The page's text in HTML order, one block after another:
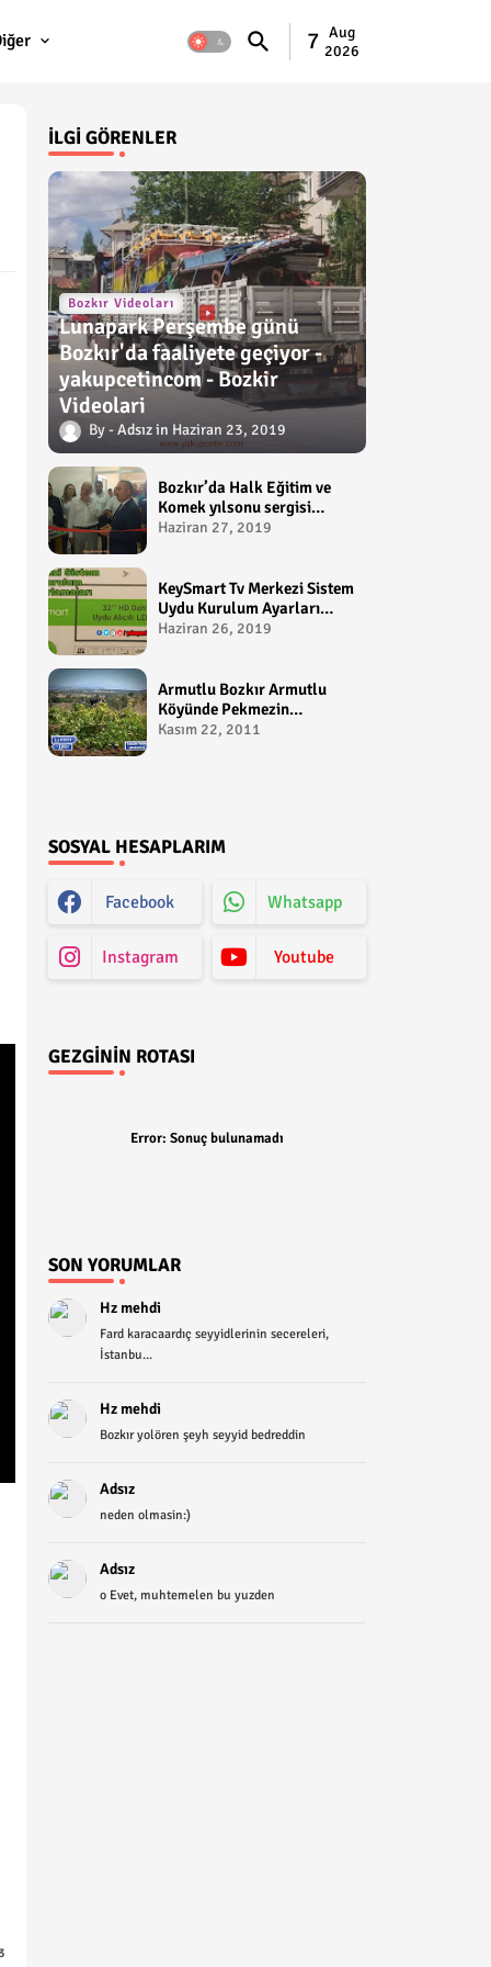
7 Aug
2026
İLGI GÖRENLER
Bozkır Videoları
Lunapark Perşembe günü
Bozkır'da faaliyete geçiyor -
yakupcetincom - Bozkir
Videolari
Adsız Haziran 23, 2019
Bozkır’da Halk Eğitim ve
Komek yılsonu sergisi
gerçekleştirildi-
Haziran 27, 2019
KeySmart Tv Merkezi Sistem
Uydu Kurulum Ayarları
Video anlatım -
Haziran 26, 2019
Armutlu Bozkır Armutlu
Köyünde Pekmezin
Hikayesi:Gezen Bilir Kontv
Kasım 22, 2011
SOSYAL HESAPLARIM
Facebook Whatsapp
Instagram Youtube
GEZGININ ROTASI
Error: Sonuç bulunamadı
SON YORUMLAR
Hz mehdi
Fard karacaardıç seyyidlerinin secereleri,
İstanbu...
Hz mehdi
Bozkır yolören şeyh seyyid bedreddin
Adsız
neden olmasin:)
Adsız
o Evet, muhtemelen bu yuzden